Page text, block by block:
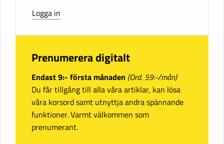
Logga in
Prenumerera digitalt
Endast 9:- första månaden (Ord. 59:-/mån)
Du får tillgång till alla våra artiklar, kan lösa
våra korsord samt utnyttja andra spännande
funktioner. Varmt välkommen som
prenumerant.